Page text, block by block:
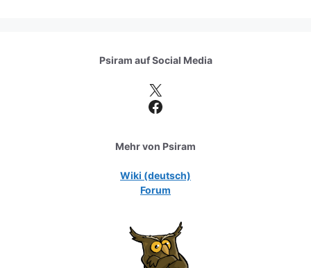
Psiram aufSocial Media
X
Facebook
Mehr von Psiram
Wiki (deutsch)
Forum